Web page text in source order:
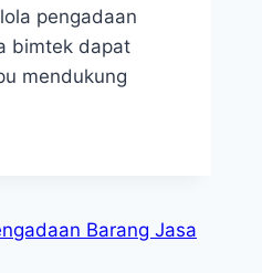
pengadaan
bimtek dapat
mendukung
Barang Jasa